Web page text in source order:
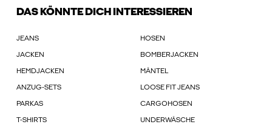
DAS KÖNNTE DICH INTERESSIEREN
JEANS HOSEN
JACKEN BOMBERJACKEN
HEMDJACKEN MÄNTEL
ANZUG-SETS LOOSE FIT JEANS
PARKAS CARGOHOSEN
T-SHIRTS UNDERWÄSCHE